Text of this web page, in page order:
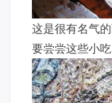
这是很有名气
要尝尝这些小